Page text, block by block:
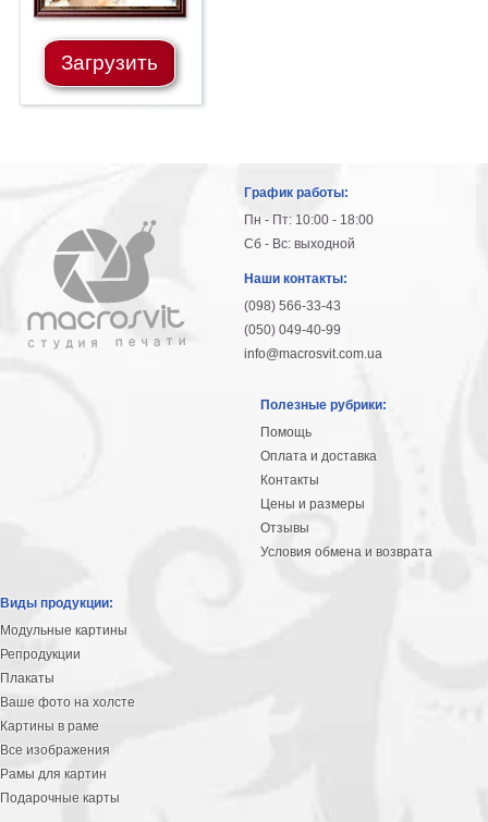
Загрузить
График работы:
Пн - Пт: 10:00 - 18:00
Сб - Вс: выходной
Наши контакты:
(098) 566-33-43
(050) 049-40-99
info@macrosvit.com.ua
Полезные рубрики:
Помощь
Оплата и доставка
Контакты
Цены и размеры
Отзывы
Условия обмена и возврата
Виды продукции:
Модульные картины
Репродукции
Плакаты
Ваше фото на холсте
Картины в раме
Все изображения
Рамы для картин
Подарочные карты